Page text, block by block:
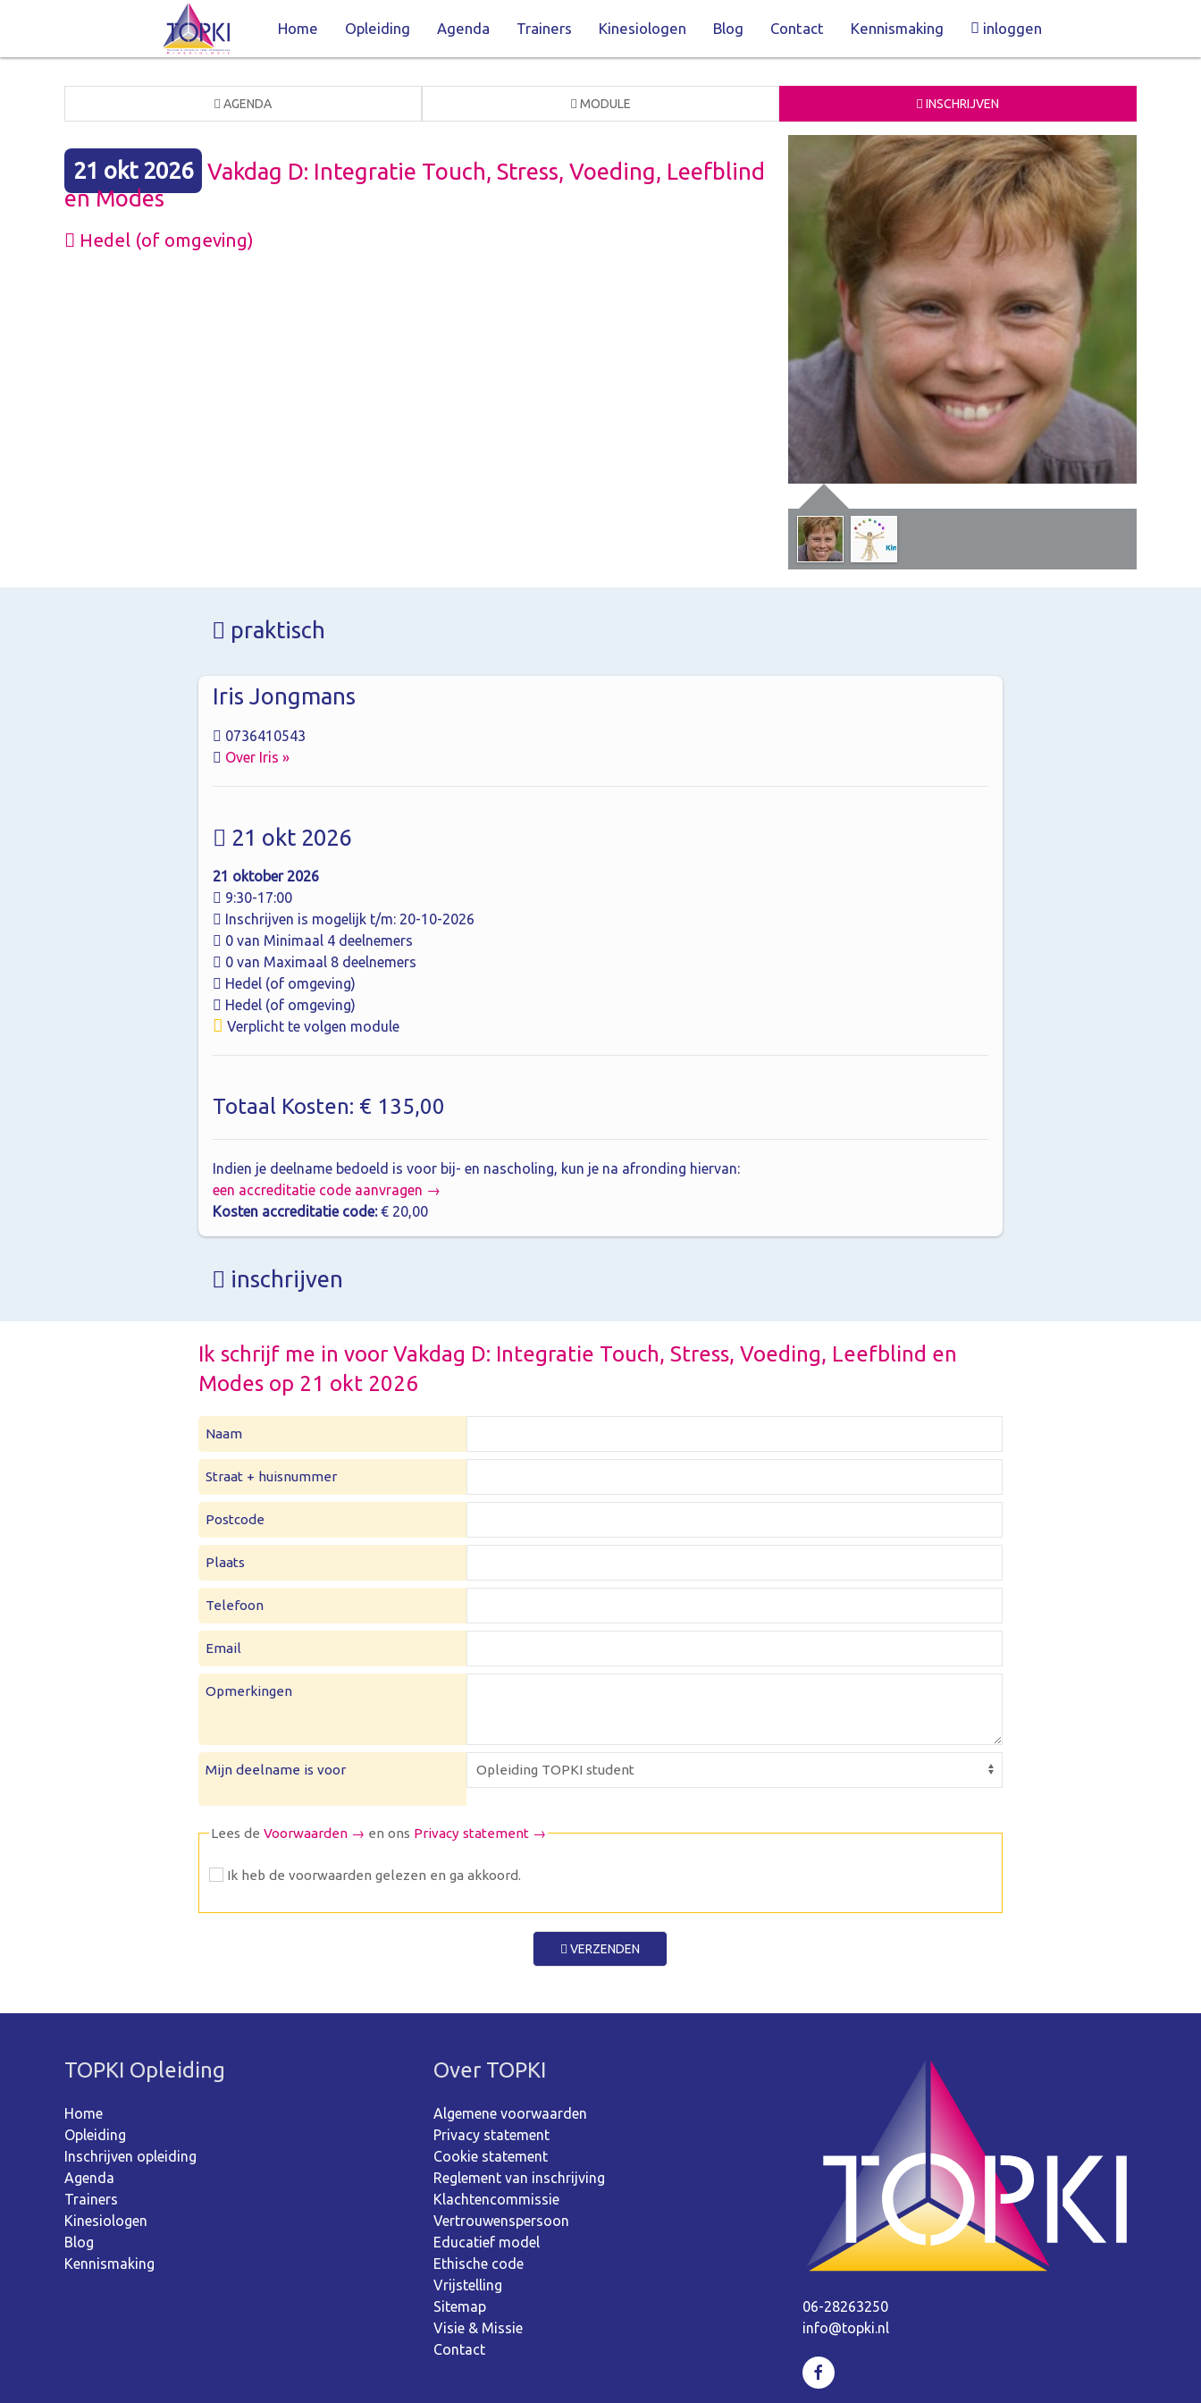
Home Opleiding Agenda Trainers Kinesiologen Blog Contact Kennismaking inloggen
AGENDA MODULE INSCHRIJVEN
21 okt 2026 Vakdag D: Integratie Touch, Stress, Voeding, Leefblind
en Modes
Hedel (of omgeving)
praktisch
Iris Jongmans
0736410543
Over Iris »
21 okt 2026
21 oktober 2026
9:30-17:00
Inschrijven is mogelijk t/m: 20-10-2026
0 van Minimaal 4 deelnemers
0 van Maximaal 8 deelnemers
Hedel (of omgeving)
Hedel (of omgeving)
Verplicht te volgen module
Totaal Kosten: € 135,00
Indien je deelname bedoeld is voor bij- en nascholing, kun je na afronding hiervan:
een accreditatie code aanvragen →
Kosten accreditatie code:€ 20,00
inschrijven
Ik schrijf me in voor Vakdag D: Integratie Touch, Stress, Voeding, Leefblind en
Modes op 21 okt 2026
Naam
Straat + huisnummer
Postcode
Plaats
Telefoon
Email
Opmerkingen
Mijn deelname is voor
Lees deVoorwaarden → en ons Privacy statement →
Ik heb de voorwaarden gelezen en ga akkoord.
VERZENDEN
TOPKI Opleiding
Home
Opleiding
Inschrijven opleiding
Agenda
Trainers
Kinesiologen
Blog
Kennismaking
Over TOPKI
Algemene voorwaarden
Privacy statement
Cookie statement
Reglement van inschrijving
Klachtencommissie
Vertrouwenspersoon
Educatief model
Ethische code
Vrijstelling
Sitemap
Visie & Missie
Contact
06-28263250
info@topki.nl